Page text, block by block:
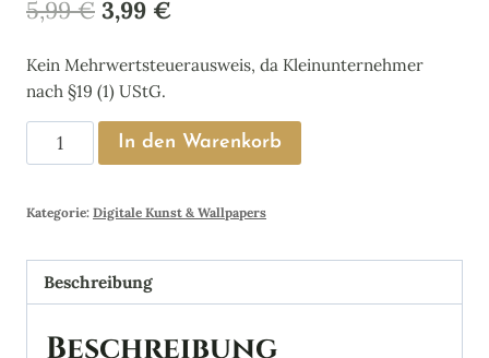
5,99€ Ursprünglicher
war:
5,99 €
3,99 €
3,99 €.
Kein Mehrwertsteuerausweis, da Kleinunternehmer
nach §19 (1) UStG.
Krafttier
Adler
Set
Heights"
Menge
In den Warenkorb
Kategorie: Digitale Kunst & Wallpapers
Beschreibung
Beschreibung